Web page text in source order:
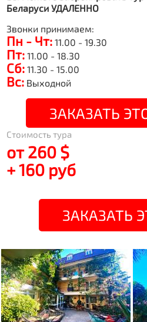
Беларуси УДАЛЕННО
Звонки принимаем:
Пн - Чт: 11.00 - 19.30
Пт: 11.00 - 18.30
Сб: 11.30 - 15.00
Вс: Выходной
ЗАКАЗАТЬ
Стоимость тура
от 260 $
+ 160 руб
ЗАКАЗАТЬ